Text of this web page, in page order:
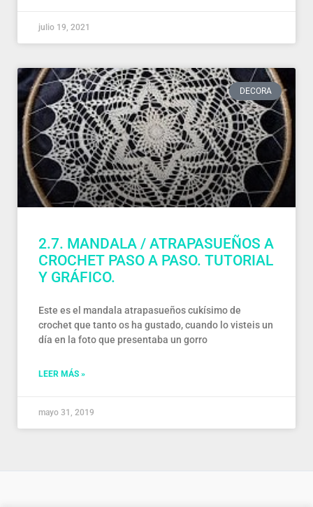
julio 19, 2021
DECORA
2.7. MANDALA / ATRAPASUEÑOS A
CROCHET PASO A PASO. TUTORIAL
Y GRÁFICO.
Este es el mandala atrapasueños cukísimo de
crochet que tanto os ha gustado, cuando lo visteis un
día en la foto que presentaba un gorro
LEER MÁS »
mayo 31, 2019